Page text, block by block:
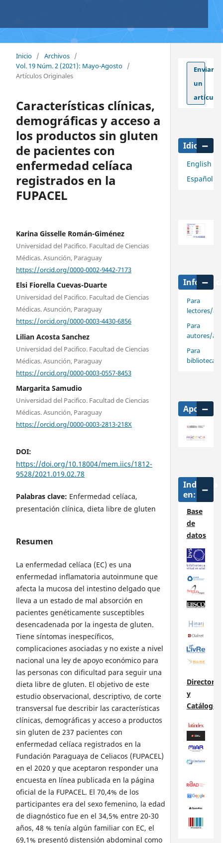
Inicio / Archivos /
Vol. 19 Núm. 2 (2021): Mayo-Agosto /
Artículos Originales
Características clínicas,
demográficas y acceso a
los productos sin gluten
de pacientes con
enfermedad celíaca
registrados en la
FUPACEL
Karina Gisselle Román-Giménez
Universidad del Pacifico. Facultad de Ciencias
Médicas. Asunción, Paraguay
https://orcid.org/0000-0002-9442-7173
Elsi Fiorella Cuevas-Duarte
Universidad del Pacifico. Facultad de Ciencias
Médicas. Asunción, Paraguay
https://orcid.org/0000-0003-4430-6856
Lilian Acosta Sanchez
Universidad del Pacifico. Facultad de Ciencias
Médicas. Asunción, Paraguay
https://orcid.org/0000-0003-0557-8453
Margarita Samudio
Universidad del Pacifico. Facultad de Ciencias
Médicas. Asunción, Paraguay
https://orcid.org/0000-0003-2813-218X
DOI:
https://doi.org/10.18004/mem.iics/1812-
9528/2021.019.02.78
Palabras clave: Enfermedad celíaca,
presentación clínica, dieta libre de gluten
Resumen
La enfermedad celíaca (EC) es una
enfermedad inflamatoria autoinmune que
afecta la mucosa del intestino delgado que
lleva a un estado de mal absorción en
pacientes genéticamente susceptibles
desencadenada por la ingesta de gluten.
Tiene síntomas inespecíficos,
complicaciones asociadas y no existe a nivel
nacional una ley de apoyo económico para
las personas con dificultad para seguir una
dieta libre de gluten. El objetivo de este
estudio observacional, descriptivo, de corte
transversal fue describir las características
clínicas, demográficas y acceso a productos
sin gluten de 237 pacientes con
enfermedad celíaca registrados en la
Fundación Paraguaya de Celiacos (FUPACEL)
en el 2020 y que aceptaron responder una
encuesta en línea publicada en la página
oficial de la FUPACEL. El 70,4% de los
participantes era del sexo femenino, la edad
de diagnóstico fue en el 34,5% entre 20-30
años, 48 % tenía algún familiar con EC, el
69,1% presentó distensión abdominal como
Enviar
un
artículo
Idioma
English
Español
Para
lectores/as
Para
autores/as
Para
Apoya
Indizada
en:
Base
de
datos
y
Catálogos